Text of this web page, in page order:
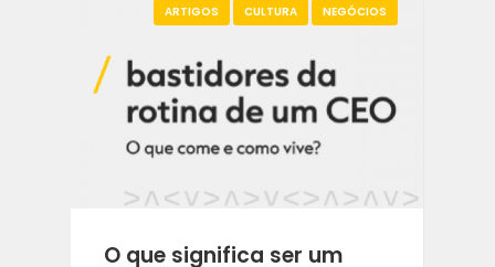
ARTIGOS CULTURA NEGÓCIOS
O que significa ser um